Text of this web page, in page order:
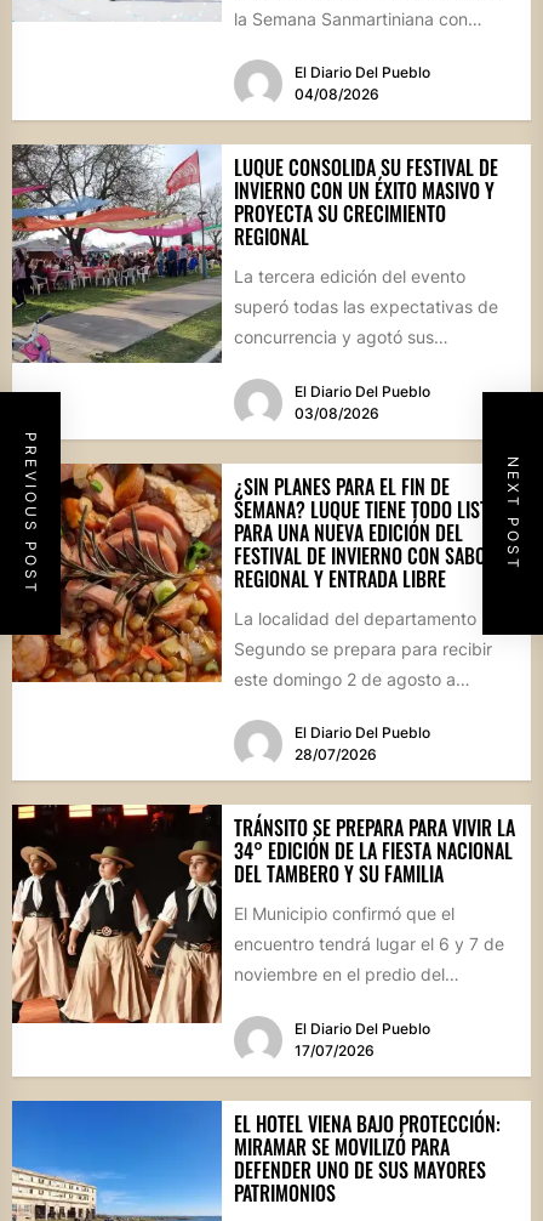
PREVIOUS POST NEXT POST
la Semana Sanmartiniana con
El Diario Del Pueblo
04/08/2026
LUQUE CONSOLIDA SU FESTIVAL DE
INVIERNO CON UN ÉXITO MASIVO Y
PROYECTA SU CRECIMIENTO
REGIONAL
La tercera edición del evento
superó todas las expectativas de
concurrencia y agotó sus
marco, el...El Diario Del Pueblo
03/08/2026
¿SIN PLANES PARA EL FIN DE
SEMANA? LUQUE TIENE TODO LISTO
PARA UNA NUEVA EDICIÓN DEL
FESTIVAL DE INVIERNO CON SABOR
REGIONAL Y ENTRADA LIBRE
La localidad del departamento Río
Segundo se prepara para recibir
este domingo 2 de agosto a
El Diario Del Pueblo
28/07/2026
TRÁNSITO SE PREPARA PARA VIVIR LA
34° EDICIÓN DE LA FIESTA NACIONAL
DEL TAMBERO Y SU FAMILIA
El Municipio confirmó que el
encuentro tendrá lugar el 6 y 7 de
noviembre en el predio del
El Diario Del Pueblo
17/07/2026
EL HOTEL VIENA BAJO PROTECCIÓN:
MIRAMAR SE MOVILIZÓ PARA
DEFENDER UNO DE SUS MAYORES
PATRIMONIOS